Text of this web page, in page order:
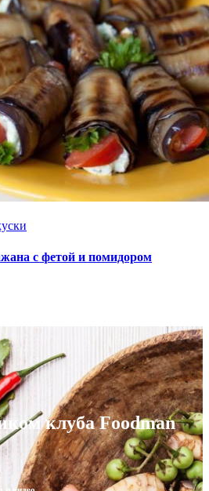
с фетой и помидором
клуба Foodman